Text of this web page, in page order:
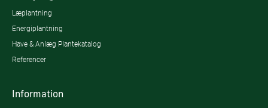
Læplantning
Energiplantning
Have & Anlæg Plantekatalog
Referencer
Information